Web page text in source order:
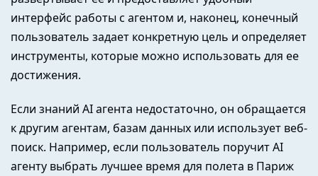
интерфейс работы с агентом и, наконец, конечный
пользователь задает конкретную цель и определяет
инструменты, которые можно использовать для ее
достижения.
Если знаний AI агента недостаточно, он обращается
к другим агентам, базам данных или использует веб-
поиск. Например, если пользователь поручит AI
агенту выбрать лучшее время для полета в Париж